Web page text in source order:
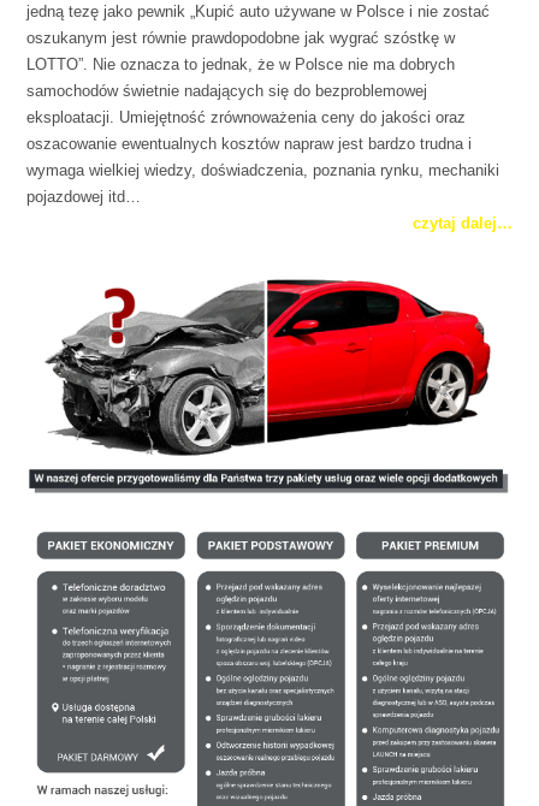
jedną tezę jako pewnik „Kupić auto używane w Polsce i nie zostać
oszukanym jest równie prawdopodobne jak wygrać szóstkę w
LOTTO”. Nie oznacza to jednak, że w Polsce nie ma dobrych
samochodów świetnie nadających się do bezproblemowej
eksploatacji. Umiejętność zrównoważenia ceny do jakości oraz
oszacowanie ewentualnych kosztów napraw jest bardzo trudna i
wymaga wielkiej wiedzy, doświadczenia, poznania rynku, mechaniki
pojazdowej itd…
czytaj dalej…